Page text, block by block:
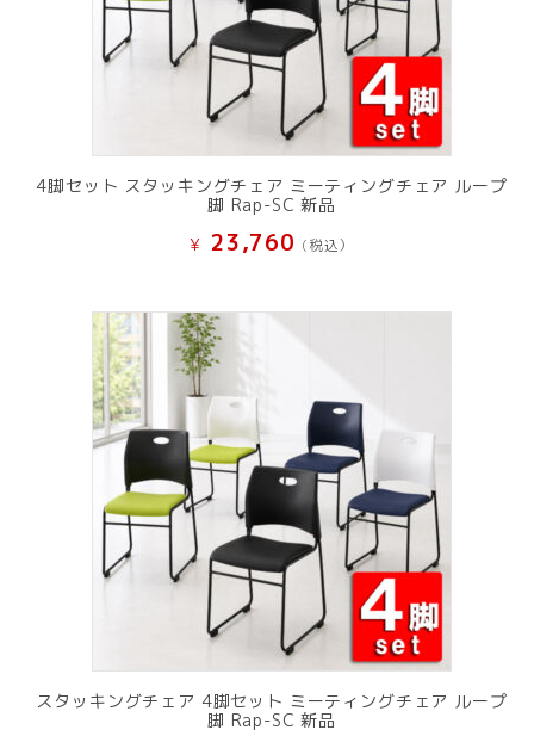
4脚セット スタッキングチェア ミーティングチェア ループ
脚 Rap-SC 新品
¥ 23,760 (税込）
スタッキングチェア 4脚セット ミーティングチェア ループ
脚 Rap-SC 新品